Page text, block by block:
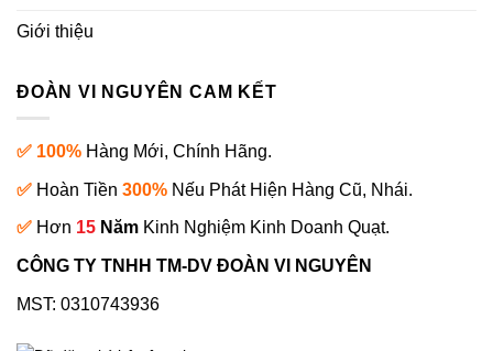
Giới thiệu
ĐOÀN VI NGUYÊN CAM KẾT
✅ 100% Hàng Mới, Chính Hãng.
✅ Hoàn Tiền 300% Nếu Phát Hiện Hàng Cũ, Nhái.
✅ Hơn 15 Năm Kinh Nghiệm Kinh Doanh Quạt.
CÔNG TY TNHH TM-DV ĐOÀN VI NGUYÊN
MST: 0310743936